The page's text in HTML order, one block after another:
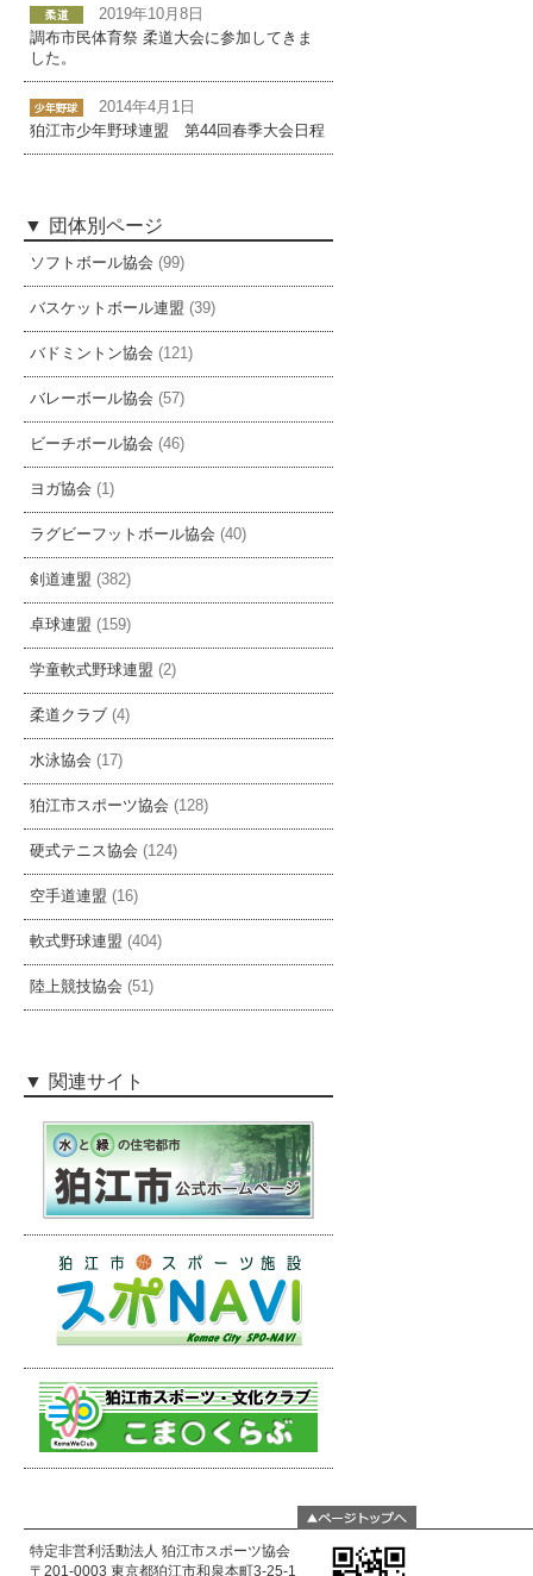
2019年10月8日
調布市民体育祭 柔道大会に参加してきま
した。
2014年4月1日
狛江市少年野球連盟 第44回春季大会日程
団体別ページ
ソフトボール協会 (99)
バスケットボール連盟 (39)
バドミントン協会 (121)
バレーボール協会 (57)
ビーチボール協会 (46)
ヨガ協会 (1)
ラグビーフットボール協会 (40)
剣道連盟 (382)
卓球連盟 (159)
学童軟式野球連盟 (2)
柔道クラブ (4)
水泳協会 (17)
狛江市スポーツ協会 (128)
硬式テニス協会 (124)
空手道連盟 (16)
軟式野球連盟 (404)
陸上競技協会 (51)
関連サイト
特定非営利活動法人 狛江市スポーツ協会
〒201-0003 東京都狛江市和泉本町3-25-1